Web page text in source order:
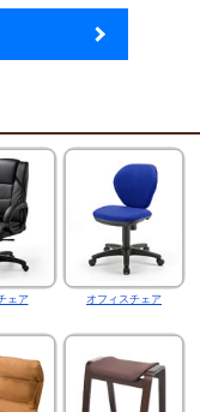
ェア オフィスチェア